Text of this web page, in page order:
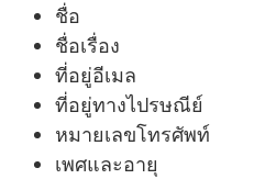
ชื่อ
ชื่อเรื่อง
ที่อยู่อีเมล
ที่อยู่ทางไปรษณีย์
หมายเลขโทรศัพท์
เพศและอายุ